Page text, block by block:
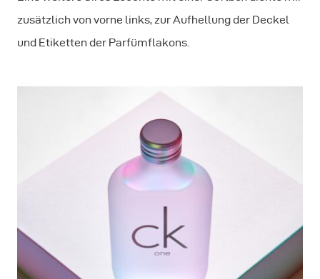
zusätzlich von vorne links, zur Aufhellung der Deckel
und Etiketten der Parfümflakons.